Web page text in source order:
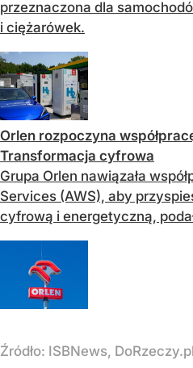
przeznaczona dla
i ciężarówek.
Orlen rozpoczyna
Transformacja cyfrowa
Grupa Orlen nawiązała
Services (AWS), aby
cyfrową i energetyczną,
Źródło: ISBNews, DoRzeczy.pl